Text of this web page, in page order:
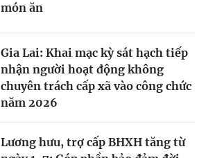
món ăn
Gia Lai: Khai mạc kỳ sát hạch tiếp
nhận người hoạt động không
chuyên trách cấp xã vào công chức
năm 2026
Lương hưu, trợ cấp BHXH tăng từ